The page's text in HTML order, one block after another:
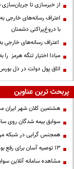
از خبرسازی تا
اعتراف رسانه‌های خارجی
با دروغ‌پراکنی دشمنان
اعتراف رسانه‌های
مبادا اختیار تنگه هرمز
اتاق پول دولت در دل
پربحث ترین عناوین
هشتمین کلان شهر
سوابق بیمه شدگان روی
همجنس گرایی در شبکه
13 توصیه آسان برای رفع بوی بد دهان
مشاهده سامانه آنلاين